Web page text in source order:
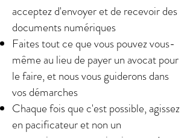
acceptez d'envoyer et de recevoir des
documents numériques
Faites tout ce que vous pouvez vous-
même au lieu de payer un avocat pour
le faire, et nous vous guiderons dans
vos démarches
Chaque fois que c'est possible, agissez
en pacificateur et non un